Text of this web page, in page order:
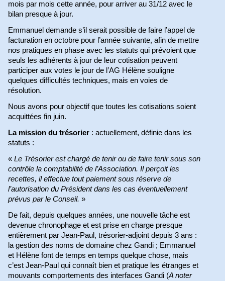
mois par mois cette année, pour arriver au 31/12 avec le
bilan presque à jour.
Emmanuel demande s’il serait possible de faire l’appel de
facturation en octobre pour l’année suivante, afin de mettre
nos pratiques en phase avec les statuts qui prévoient que
seuls les adhérents à jour de leur cotisation peuvent
participer aux votes le jour de l’AG Hélène souligne
quelques difficultés techniques, mais en voies de
résolution.
Nous avons pour objectif que toutes les cotisations soient
acquittées fin juin.
La mission du trésorier : actuellement, définie dans les
statuts :
«Le Trésorier est chargé de tenir ou de faire tenir sous son
contrôle la comptabilité de l’Association. Il perçoit les
recettes, il effectue tout paiement sous réserve de
l’autorisation du Président dans les cas éventuellement
prévus par le Conseil. »
De fait, depuis quelques années, une nouvelle tâche est
devenue chronophage et est prise en charge presque
entièrement par Jean-Paul, trésorier-adjoint depuis 3 ans :
la gestion des noms de domaine chez Gandi ; Emmanuel
et Hélène font de temps en temps quelque chose, mais
c’est Jean-Paul qui connaît bien et pratique les étranges et
mouvants comportements des interfaces Gandi (A noter